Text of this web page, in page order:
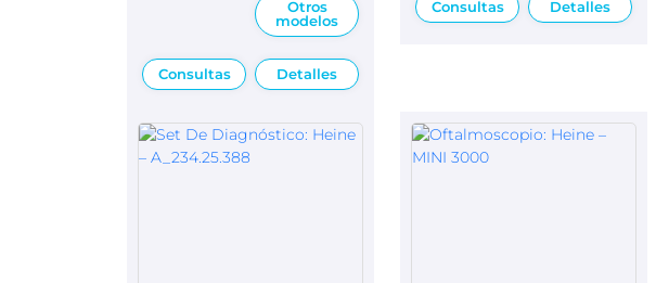
Otros
modelos
Consultas Detalles
Consultas Detalles